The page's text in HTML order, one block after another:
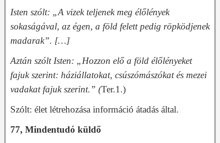
Isten szólt: „A vizek teljenek meg élőlények
sokaságával, az égen, a föld felett pedig röpködjenek
madarak”. […]
Aztán szólt Isten: „Hozzon elő a föld élőlényeket
fajuk szerint: háziállatokat, csúszómászókat és mezei
vadakat fajuk szerint.” (Ter.1.)
Szólt: élet létrehozása információ átadás által.
77, Mindentudó küldő